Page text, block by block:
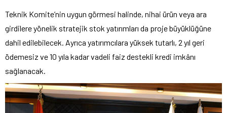
Teknik Komite’nin uygun görmesi halinde, nihai ürün veya ara
girdilere yönelik stratejik stok yatırımları da proje büyüklüğüne
dahil edilebilecek. Ayrıca yatırımcılara yüksek tutarlı, 2 yıl geri
ödemesiz ve 10 yıla kadar vadeli faiz destekli kredi imkânı
sağlanacak.